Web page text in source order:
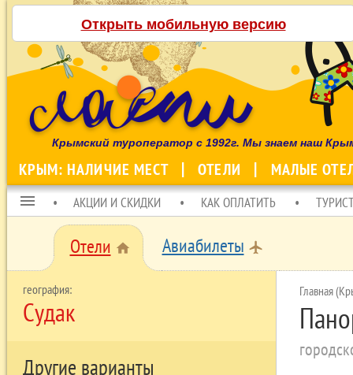
Открыть мобильную версию
Крымский туроператор с 1992г. Мы знаем наш
КРЫМ: НАЛИЧИЕ МЕСТ ОТЕЛИ МАЛЫЕ
menu АКЦИИ И СКИДКИ КАК ОПЛАТИТЬ
Отели home Авиабилеты local_airport
Судак
Другие варианты
Главная